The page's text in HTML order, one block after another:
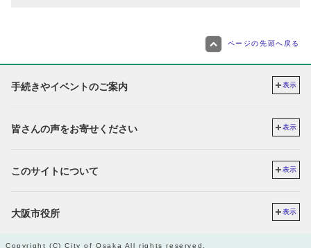
ページの先頭へ戻る
手続きやイベントのご案内 表示
皆さんの声をお寄せください 表示
このサイトについて 表示
大阪市役所 表示
Copyright (C) City of Osaka All rights reserved.